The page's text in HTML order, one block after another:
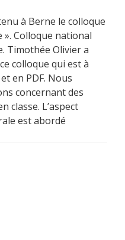
à Berne le colloque
Colloque national
Timothée Olivier a
colloque qui est à
en PDF. Nous
concernant des
classe. L’aspect
est abordé